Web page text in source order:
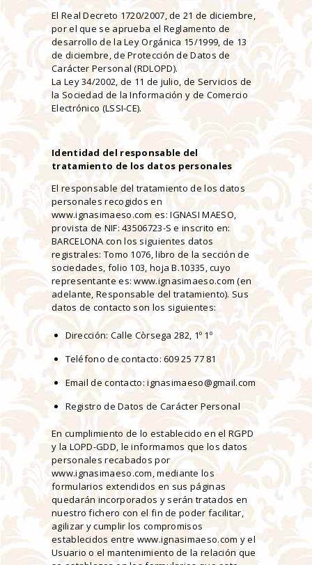
El Real Decreto 1720/2007, de 21 de diciembre,
por el que se aprueba el Reglamento de
desarrollo de la Ley Orgánica 15/1999, de 13
de diciembre, de Protección de Datos de
Carácter Personal (RDLOPD).
La Ley 34/2002, de 11 de julio, de Servicios de
la Sociedad de la Información y de Comercio
Electrónico (LSSI-CE).
Identidad del responsable del
tratamiento de los datos personales
El responsable del tratamiento de los datos
personales recogidos en
www.ignasimaeso.com es: IGNASI MAESO,
provista de NIF: 43506723-S e inscrito en:
BARCELONA con los siguientes datos
registrales: Tomo 1076, libro de la sección de
sociedades, folio 103, hoja B.10335, cuyo
representante es: www.ignasimaeso.com (en
adelante, Responsable del tratamiento). Sus
datos de contacto son los siguientes:
Dirección: Calle Còrsega 282, 1º 1º
Teléfono de contacto: 609 25 77 81
Email de contacto: ignasimaeso@gmail.com
Registro de Datos de Carácter Personal
En cumplimiento de lo establecido en el RGPD
y la LOPD-GDD, le informamos que los datos
personales recabados por
www.ignasimaeso.com, mediante los
formularios extendidos en sus páginas
quedarán incorporados y serán tratados en
nuestro fichero con el fin de poder facilitar,
agilizar y cumplir los compromisos
establecidos entre www.ignasimaeso.com y el
Usuario o el mantenimiento de la relación que